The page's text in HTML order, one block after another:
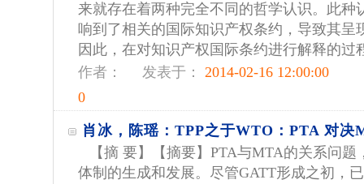
来就存在着两种完全不同的哲学认识。此种
响到了相关的国际知识产权条约，导致其呈
因此，在对知识产权国际条约进行解释的过
作者：
发表于： 2014-02-16 12:00:00
0
肖冰，陈瑶：TPP之于WTO：PTA 对决
【摘 要】【摘要】PTA与MTA的关系问
体制的生成和发展。尽管GATT形成之初，